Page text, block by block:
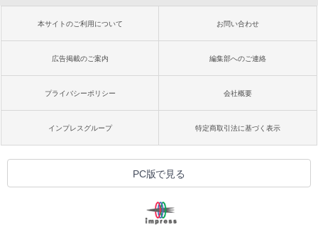
本サイトのご利用について お問い合わせ
広告掲載のご案内 編集部へのご連絡
プライバシーポリシー 会社概要
インプレスグループ 特定商取引法に基づく表示
PC版で見る